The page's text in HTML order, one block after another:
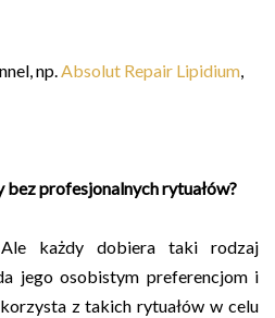
np.Absolut Repair Lipidium,
bez profesjonalnych rytuałów?
każdy dobiera taki rodzaj
jego osobistym preferencjom i
z takich rytuałów w celu